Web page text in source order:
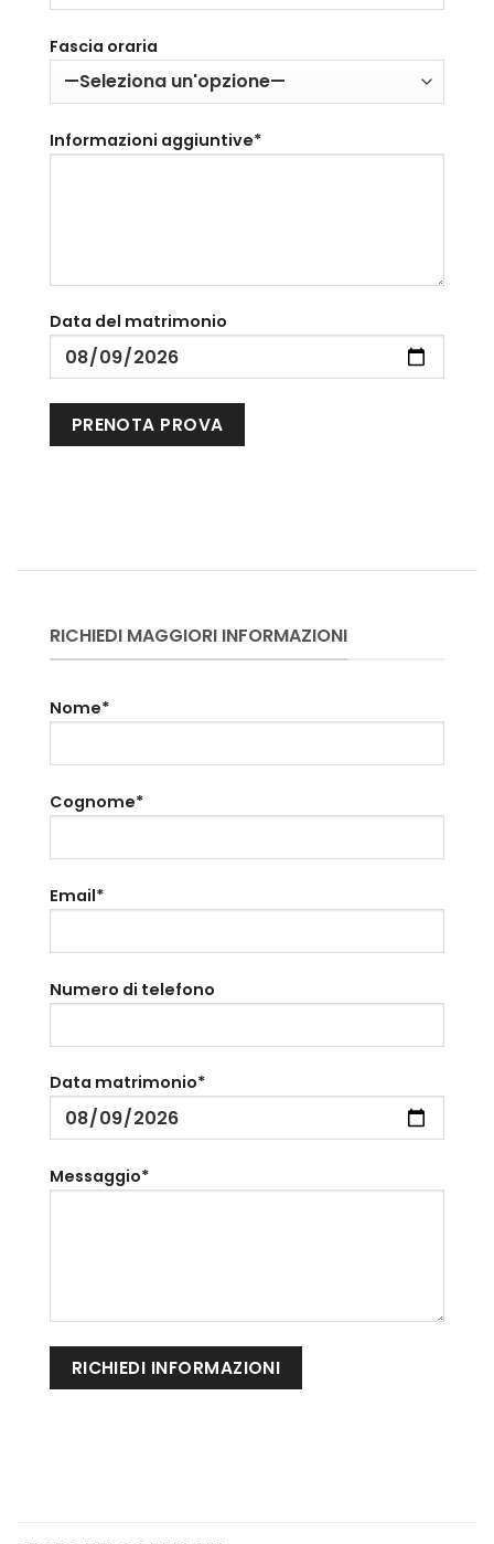
Fascia oraria
Informazioni aggiuntive*
Data del matrimonio
RICHIEDI MAGGIORI INFORMAZIONI
Nome*
Cognome*
Email*
Numero di telefono
Data matrimonio*
Messaggio*